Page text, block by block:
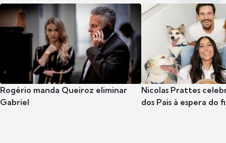
Rogério manda Queiroz eliminar
Gabriel
Nicolas Prattes
dos Pais à espera do